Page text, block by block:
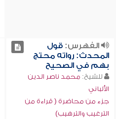
الفهرس:قول
المحدث: رواته محتج
بهم في الصحيح
للشيخ: محمد ناصر الدين
الألباني
جزء من محاضرة ( قراءة من
الترغيب والترهيب)